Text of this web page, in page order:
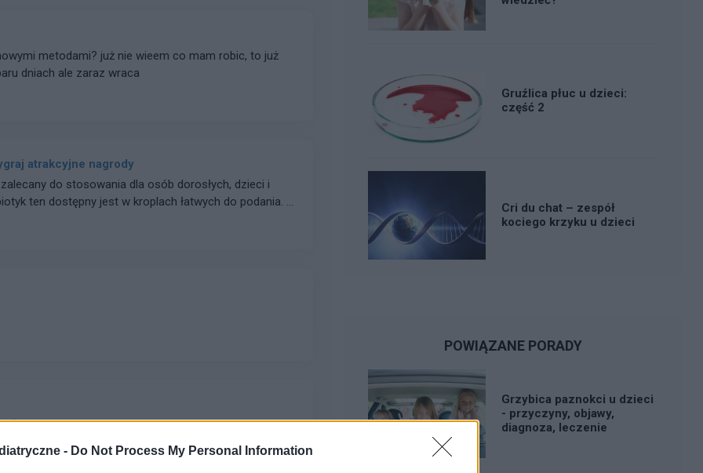
- Do Not Process My Personal Information
metodami? już nie wieem co mam robic, to już
dniach ale zaraz wraca
atrakcyjne nagrody
do stosowania dla osób dorosłych, dzieci i
ten dostępny jest w kroplach łatwych do podania. 4
pokarmowych oraz antybiotykoterapii. Weź udział
dla mamy, wydaje dużo na leki, apteki online odpadają
Gruźlica płuc u dzieci:
część 2
Cri du chat – zespół
kociego krzyku u dzieci
POWIĄZANE PORADY
Grzybica paznokci u dzieci
- przyczyny, objawy,
diagnoza, leczenie